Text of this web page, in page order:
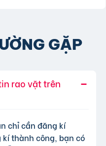
GẶP
rao vặt trên
chỉ cần đăng kí
thành công, bạn có